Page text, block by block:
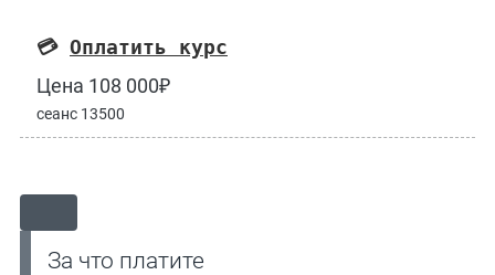
💳 Оплатить курс
Цена 108 000₽
сеанс 13500
За что платите